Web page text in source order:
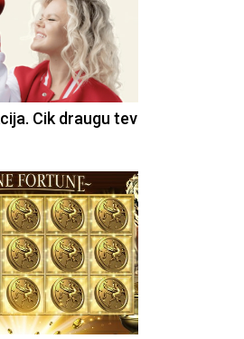
Cik draugu tev